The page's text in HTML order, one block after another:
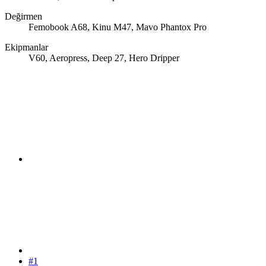
Değirmen
Femobook A68, Kinu M47, Mavo Phantox Pro
Ekipmanlar
V60, Aeropress, Deep 27, Hero Dripper
#1